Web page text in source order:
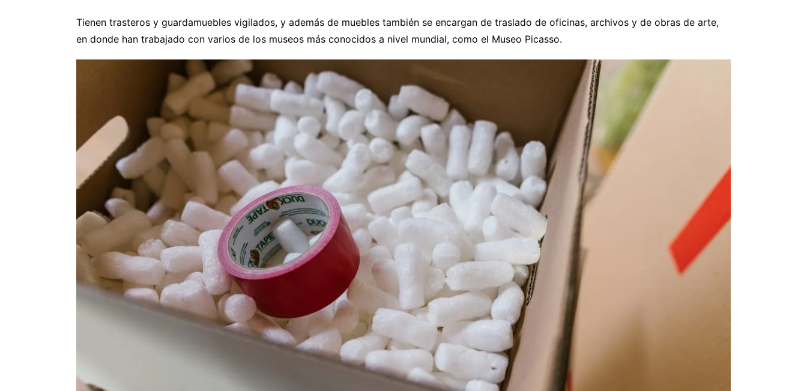
Tienen trasteros y guardamuebles vigilados, y además de muebles también se encargan de traslado de oficinas, archivos y de obras de arte,
en donde han trabajado con varios de los museos más conocidos a nivel mundial, como el Museo Picasso.